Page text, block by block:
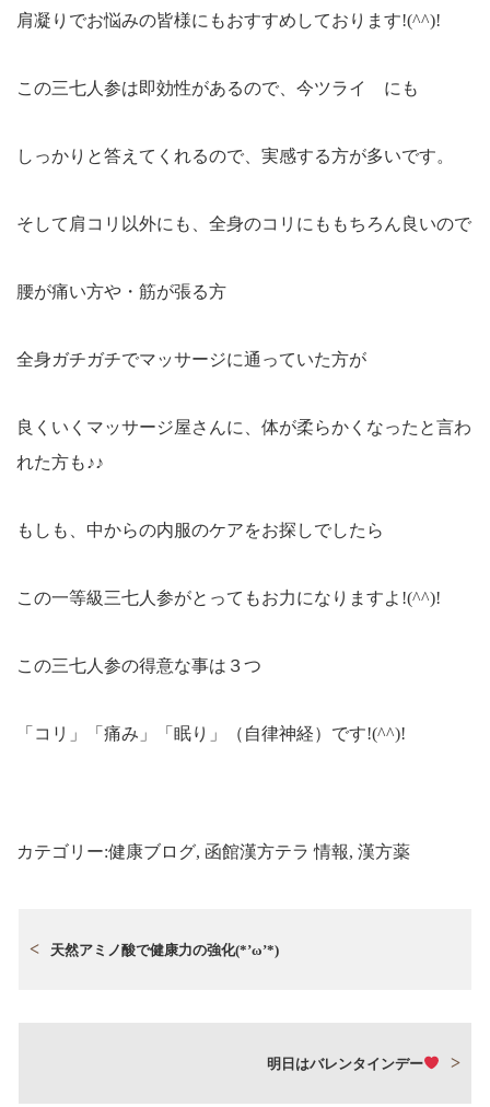
肩凝りでお悩みの皆様にもおすすめしております!(^^)!
この三七人参は即効性があるので、今ツライ にも
しっかりと答えてくれるので、実感する方が多いです。
そして肩コリ以外にも、全身のコリにももちろん良いので
腰が痛い方や・筋が張る方
全身ガチガチでマッサージに通っていた方が
良くいくマッサージ屋さんに、体が柔らかくなったと言わ
れた方も♪♪
もしも、中からの内服のケアをお探しでしたら
この一等級三七人参がとってもお力になりますよ!(^^)!
この三七人参の得意な事は３つ
「コリ」「痛み」「眠り」（自律神経）です!(^^)!
カテゴリー:健康ブログ, 函館漢方テラ 情報, 漢方薬
天然アミノ酸で健康力の強化(*’ω’*)
明日はバレンタインデー